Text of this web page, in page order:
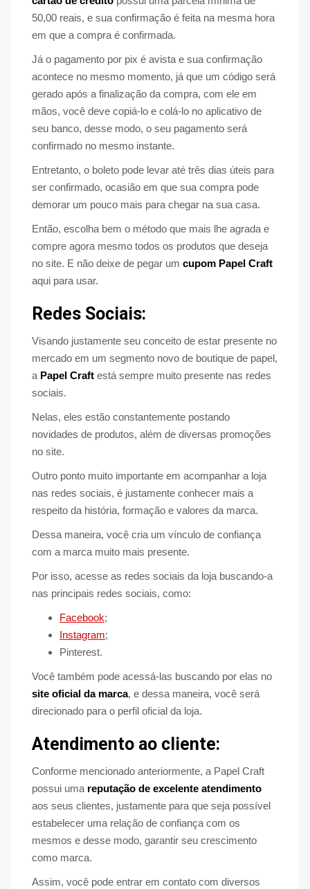
50,00 reais, e sua confirmação é feita na mesma hora
em que a compra é confirmada.
Já o pagamento por pix é avista e sua confirmação
acontece no mesmo momento, já que um código será
gerado após a finalização da compra, com ele em
mãos, você deve copiá-lo e colá-lo no aplicativo de
seu banco, desse modo, o seu pagamento será
confirmado no mesmo instante.
Entretanto, o boleto pode levar até três dias úteis para
ser confirmado, ocasião em que sua compra pode
demorar um pouco mais para chegar na sua casa.
Então, escolha bem o método que mais lhe agrada e
compre agora mesmo todos os produtos que deseja
no site. E não deixe de pegar um cupom Papel Craft
aqui para usar.
Redes Sociais:
Visando justamente seu conceito de estar presente no
mercado em um segmento novo de boutique de papel,
a Papel Craft está sempre muito presente nas redes
sociais.
Nelas, eles estão constantemente postando
novidades de produtos, além de diversas promoções
no site.
Outro ponto muito importante em acompanhar a loja
nas redes sociais, é justamente conhecer mais a
respeito da história, formação e valores da marca.
Dessa maneira, você cria um vínculo de confiança
com a marca muito mais presente.
Por isso, acesse as redes sociais da loja buscando-a
nas principais redes sociais, como:
Facebook;
Instagram;
Pinterest.
Você também pode acessá-las buscando por elas no
site oficial da marca, e dessa maneira, você será
direcionado para o perfil oficial da loja.
Atendimento ao cliente:
Conforme mencionado anteriormente, a Papel Craft
possui uma reputação de excelente atendimento
aos seus clientes, justamente para que seja possível
estabelecer uma relação de confiança com os
mesmos e desse modo, garantir seu crescimento
como marca.
Assim, você pode entrar em contato com diversos